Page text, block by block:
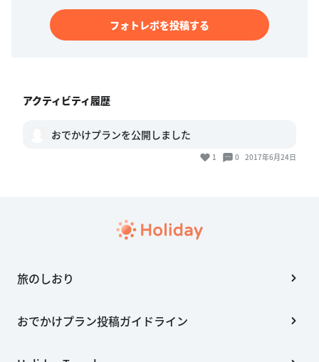
フォトレポを投稿する
アクティビティ履歴
おでかけプランを公開しました
1 0 2017年6月24日
旅のしおり
おでかけプラン投稿ガイドライン